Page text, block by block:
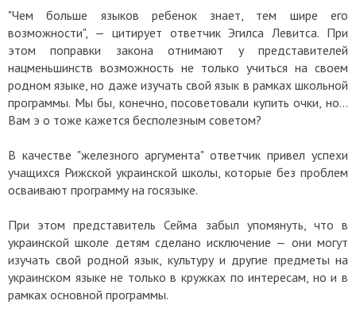
"Чем больше языков ребенок знает, тем шире его
возможности", — цитирует ответчик Эгилса Левитса. При
этом поправки закона отнимают у представителей
нацменьшинств возможность не только учиться на своем
родном языке, но даже изучать свой язык в рамках школьной
программы. Мы бы, конечно, посоветовали купить очки, но...
Вам э о тоже кажется бесполезным советом?
В качестве "железного аргумента" ответчик привел успехи
учащихся Рижской украинской школы, которые без проблем
осваивают программу на госязыке.
При этом представитель Сейма забыл упомянуть, что в
украинской школе детям сделано исключение — они могут
изучать свой родной язык, культуру и другие предметы на
украинском языке не только в кружках по интересам, но и в
рамках основной программы.